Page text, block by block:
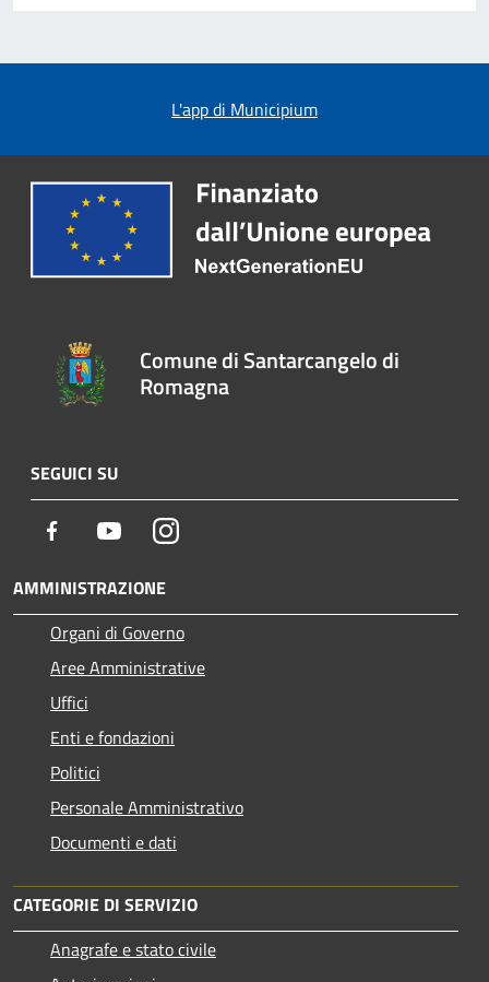
L'app di Municipium
Comune di Santarcangelo di
Romagna
SEGUICI SU
Facebook YoutubeInstagram
AMMINISTRAZIONE
Organi di Governo
Aree Amministrative
Uffici
Enti e fondazioni
Politici
Personale Amministrativo
Documenti e dati
CATEGORIE DI SERVIZIO
Anagrafe e stato civile